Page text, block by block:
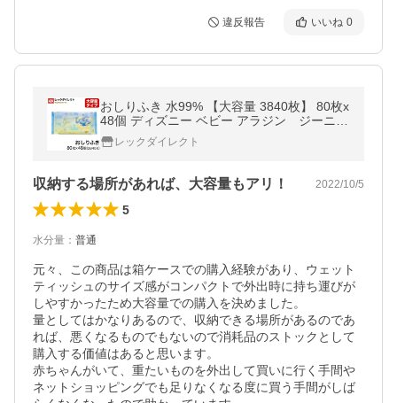
違反報告 いいね 0
おしりふき 水99% 【大容量 3840枚】 80枚x
48個 ディズニー ベビー アラジン ジーニー
送料無料
レックダイレクト
収納する場所があれば、大容量もアリ！ 2022/10/5
5
水分量 ： 普通
元々、この商品は箱ケースでの購入経験があり、ウェット
ティッシュのサイズ感がコンパクトで外出時に持ち運びが
しやすかったため大容量での購入を決めました。
量としてはかなりあるので、収納できる場所があるのであ
れば、悪くなるものでもないので消耗品のストックとして
購入する価値はあると思います。
赤ちゃんがいて、重たいものを外出して買いに行く手間や
ネットショッピングでも足りなくなる度に買う手間がしば